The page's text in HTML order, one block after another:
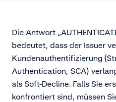
Die Antwort
bedeutet, dass der Issuer
Kundenauthentifizierung
Authentication, SCA)
als Soft-Decline. Falls Sie
konfrontiert sind, müssen